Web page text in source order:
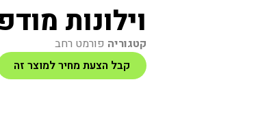
וילונות
קטגוריה פורמט רחב
קבל הצעת מחיר למוצר זה